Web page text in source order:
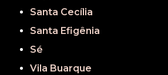
Santa Cecília
Santa Efigênia
Sé
Vila Buarque